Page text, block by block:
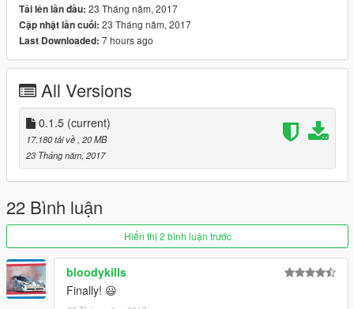
v0.1.5
initial release
Tải lên lần đầu: 23 Tháng năm, 2017
Cập nhật lần cuối: 23 Tháng năm, 2017
Last Downloaded: 7 hours ago
All Versions
0.1.5 (current)
17.180 tải về , 20 MB
23 Tháng năm, 2017
22 Bình luận
Hiển thị 2 bình luận trước
bloodykills
Finally! 😃